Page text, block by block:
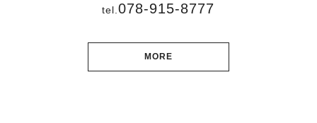
tel.078-915-8777
MORE